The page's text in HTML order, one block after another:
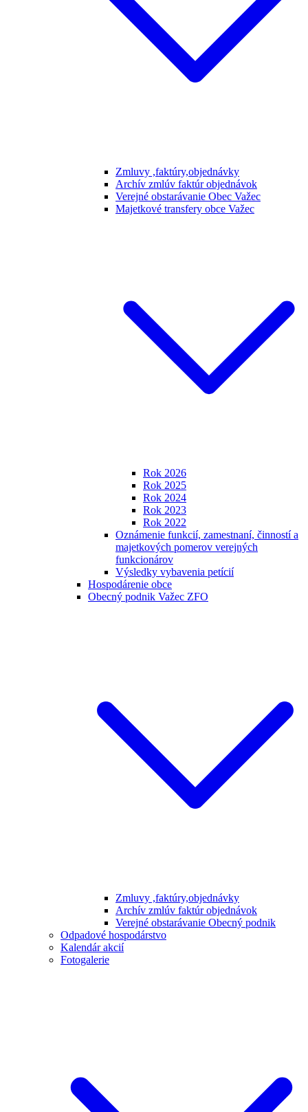
Zmluvy ,faktúry,objednávky
Archív zmlúv faktúr objednávok
Verejné obstarávanie Obec Važec
Majetkové transfery obce Važec
Rok 2026
Rok 2025
Rok 2024
Rok 2023
Rok 2022
Oznámenie funkcií, zamestnaní, činností a
majetkových pomerov verejných
funkcionárov
Výsledky vybavenia petícií
Hospodárenie obce
Obecný podnik Važec ZFO
Zmluvy ,faktúry,objednávky
Archív zmlúv faktúr objednávok
Verejné obstarávanie Obecný podnik
Odpadové hospodárstvo
Kalendár akcií
Fotogalerie